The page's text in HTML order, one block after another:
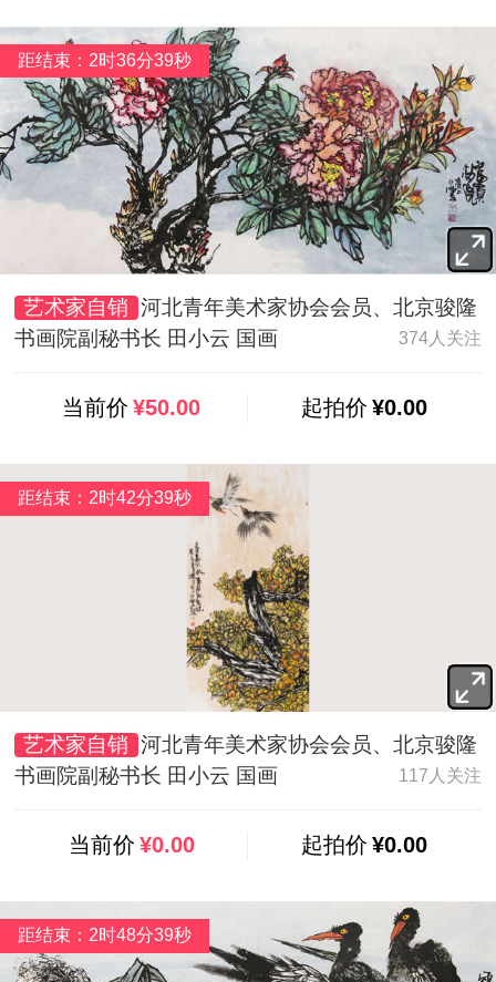
艺术家自销 河北青年美术家协会会员、北京骏隆
书画院副秘书长 田小云 国画
374人关注
当前价 ¥50.00 起拍价 ¥0.00
距结束：2时36分38秒
艺术家自销 河北青年美术家协会会员、北京骏隆
书画院副秘书长 田小云 国画
117人关注
当前价 ¥0.00 起拍价 ¥0.00
距结束：2时42分38秒
距结束：2时48分38秒